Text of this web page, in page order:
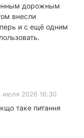
дорожным
внесли
и с ещё одним
июля 2026 16:30
таке питання